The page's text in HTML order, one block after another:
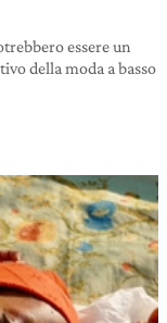
essere un
della moda a basso